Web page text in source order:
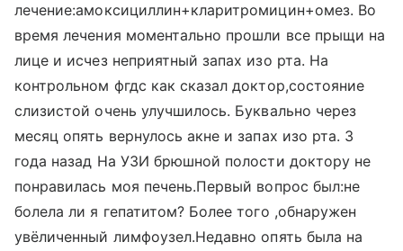
лечение:амоксициллин+кларитромицин+омез. Во
время лечения моментально прошли все прыщи на
лице и исчез неприятный запах изо рта. На
контрольном фгдс как сказал доктор,состояние
слизистой очень улучшилось. Буквально через
месяц опять вернулось акне и запах изо рта. 3
года назад На УЗИ брюшной полости доктору не
понравилась моя печень.Первый вопрос был:не
болела ли я гепатитом? Более того ,обнаружен
увёличенный лимфоузел.Недавно опять была на